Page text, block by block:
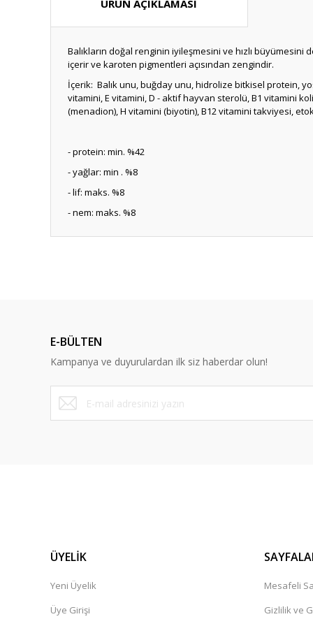
ÜRÜN AÇIKLAMASI
Balıkların doğal renginin iyileşmesini ve hızlı
içerir ve karoten pigmentleri açısından zengindir.
İçerik: Balık unu, buğday unu, hidrolize bitkisel protein,
vitamini, E vitamini, D - aktif hayvan sterolü, B1 vitamini
(menadion), H vitamini (biyotin), B12 vitamini takviyesi,
- protein: min. %42
- yağlar: min . %8
- lif: maks. %8
- nem: maks. %8
Ürün bilgilerinde hatalar bulunuyor.
Ürün fiyatı diğer sitelerden daha pahalı.
Bu ürüne benzer farklı alternatifler olmalı.
E-BÜLTEN
Kampanya ve duyurulardan ilk siz haberdar olun!
ÜYELİK
Yeni Üyelik
Üye Girişi
Mesafeli
Gizlilik ve